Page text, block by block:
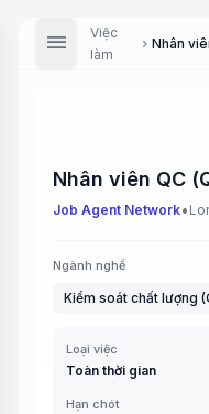
menu
Việc
làm
chevron_right
Job Agent Network•
Ngành nghề
Kiểm soát chất lượng
Loại việc
Toàn thời gian
Hạn chót